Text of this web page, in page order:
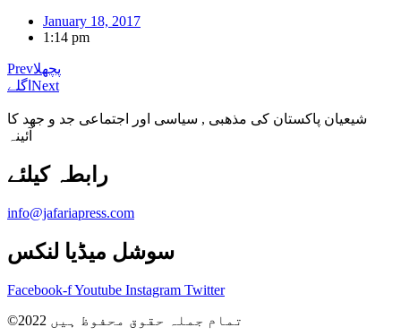
January 18, 2017
1:14 pm
Prevپچھلا
اگلے Next
شیعیان پاکستان کی مذهبی , سیاسی اور اجتماعی جد و جهد کا
آئینہ
info@jafariapress.com​
سوشل میڈیا لنکس
Facebook-fYoutube Instagram Twitter
©2022 تمام جملہ حقوق محفوظ ہیں